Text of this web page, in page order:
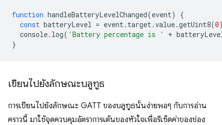
function handleBatteryLevelChanged(event)
{
const batteryLevel = event. target.value.getUint8(0
console. log( 'Battery percentage is ' +
}
เขียนไปยังลักษณะบลูทูธ
การเขียนไปยังลักษณะ GATT ของบลูทูธนั้นง่ายพอๆ กับการอ่าน
คราวนี้ มาใช้จุดควบคุมอัตราการเต้นของหัวใจเพื่อรีเซ็ตค่าของช่อง